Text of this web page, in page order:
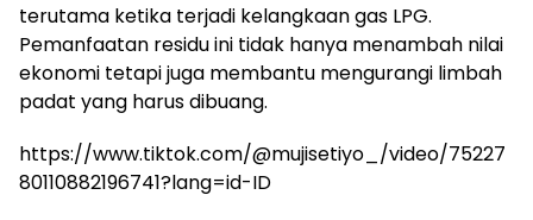
terutama ketika terjadi kelangkaan gas LPG.
Pemanfaatan residu ini tidak hanya menambah nilai
ekonomi tetapi juga membantu mengurangi limbah
padat yang harus dibuang.
https://www.tiktok.com/@mujisetiyo_/video/75227
80110882196741?lang=id-ID